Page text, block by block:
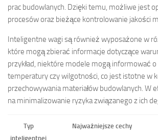
prac budowlanych. Dzięki temu, możliwe jest
procesów oraz bieżące kontrolowanie jakości
Inteligentne wagi są również wyposażone w
które mogą zbierać informacje dotyczące
przykład, niektóre modele mogą informować o
temperatury czy wilgotności, co jest istotne w
przechowywania materiałów budowlanych. W
na minimalizowanie ryzyka związanego z ich
Typ
inteligentnej
Najważniejsze cechy